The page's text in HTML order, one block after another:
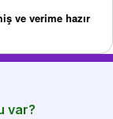
ve verime hazır
var?